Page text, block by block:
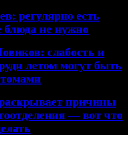
регулярно есть
блюда не нужно
слабость и
летом могут быть
причины
— вот что